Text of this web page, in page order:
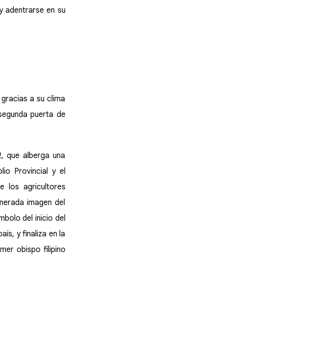
adentrarse en su
a su clima
puerta de
que alberga una
Provincial y el
los agricultores
imagen del
del inicio del
y finaliza en la
obispo filipino